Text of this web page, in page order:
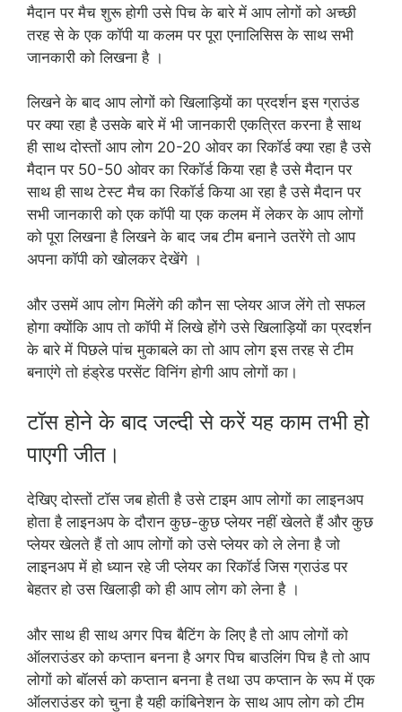
मैदान पर मैच शुरू होगी उसे पिच के बारे में आप लोगों को अच्छी
तरह से के एक कॉपी या कलम पर पूरा एनालिसिस के साथ सभी
जानकारी को लिखना है ।
लिखने के बाद आप लोगों को खिलाड़ियों का प्रदर्शन इस ग्राउंड
पर क्या रहा है उसके बारे में भी जानकारी एकत्रित करना है साथ
ही साथ दोस्तों आप लोग 20-20 ओवर का रिकॉर्ड क्या रहा है उसे
मैदान पर 50-50 ओवर का रिकॉर्ड किया रहा है उसे मैदान पर
साथ ही साथ टेस्ट मैच का रिकॉर्ड किया आ रहा है उसे मैदान पर
सभी जानकारी को एक कॉपी या एक कलम में लेकर के आप लोगों
को पूरा लिखना है लिखने के बाद जब टीम बनाने उतरेंगे तो आप
अपना कॉपी को खोलकर देखेंगे ।
और उसमें आप लोग मिलेंगे की कौन सा प्लेयर आज लेंगे तो सफल
होगा क्योंकि आप तो कॉपी में लिखे होंगे उसे खिलाड़ियों का प्रदर्शन
के बारे में पिछले पांच मुकाबले का तो आप लोग इस तरह से टीम
बनाएंगे तो हंड्रेड परसेंट विनिंग होगी आप लोगों का।
टॉस होने के बाद जल्दी से करें यह काम तभी हो
पाएगी जीत।
देखिए दोस्तों टॉस जब होती है उसे टाइम आप लोगों का लाइनअप
होता है लाइनअप के दौरान कुछ-कुछ प्लेयर नहीं खेलते हैं और कुछ
प्लेयर खेलते हैं तो आप लोगों को उसे प्लेयर को ले लेना है जो
लाइनअप में हो ध्यान रहे जी प्लेयर का रिकॉर्ड जिस ग्राउंड पर
बेहतर हो उस खिलाड़ी को ही आप लोग को लेना है ।
और साथ ही साथ अगर पिच बैटिंग के लिए है तो आप लोगों को
ऑलराउंडर को कप्तान बनना है अगर पिच बाउलिंग पिच है तो आप
लोगों को बॉलर्स को कप्तान बनना है तथा उप कप्तान के रूप में एक
ऑलराउंडर को चुना है यही कांबिनेशन के साथ आप लोग को टीम